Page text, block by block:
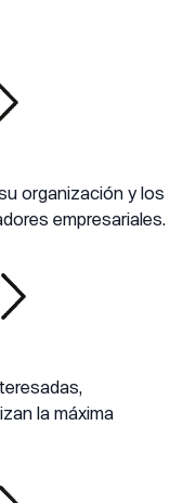
organización y los
empresariales.
la máxima